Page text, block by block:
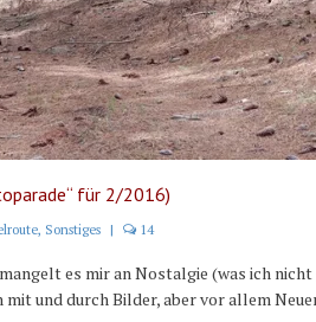
für 2/2016)
, Sonstiges | 14
es mir an Nostalgie (was ich
und durch Bilder, aber vor allem